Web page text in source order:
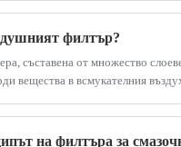
чистотата на
значително
двигателя,
въпрос е, колко често трябва
е просто число. Това е
ви за ефективност.
филтър?
съставена от множество
вещества в всмукателния
на филтъра за